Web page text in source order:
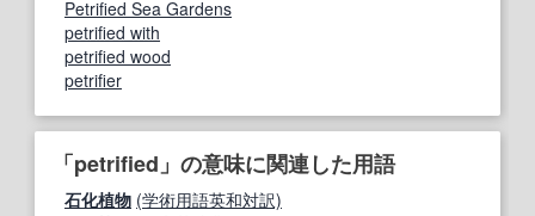
Petrified Sea Gardens
petrified with
petrified wood
petrifier
「petrified」の意味に関連した用語
石化植物 (学術用語英和対訳)